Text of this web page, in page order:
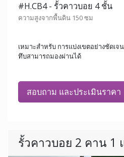
#H.CB4 - รั้วคาวบอย 4 ชั้น
ความสูงจากพื้นดิน 150 ซม
เหมาะสำหรับ การแบ่งเขตอย่างชัดเ
ทึบสามารถมองผ่านได้
สอบถาม และประเมินราคา
รั้วคาวบอย 2 คาน 1